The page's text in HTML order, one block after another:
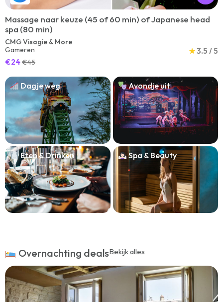
Massage naar keuze (45 of 60 min) of Japanese head
spa (80 min)
CMG Visagie & More
Gameren
★3.5 / 5
€24€45
Dagje weg Avondje uit
Eten & Drinken Spa & Beauty
Overnachting dealsBekijk alles